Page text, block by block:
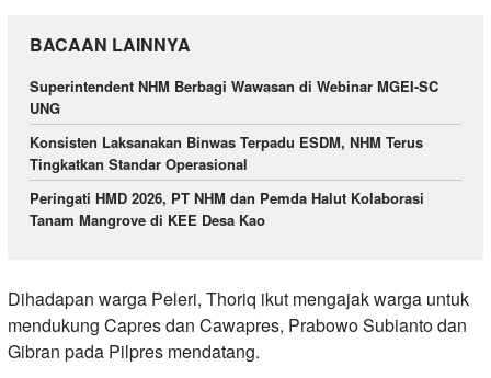
BACAAN LAINNYA
Superintendent NHM Berbagi Wawasan di Webinar MGEI-SC
UNG
Konsisten Laksanakan Binwas Terpadu ESDM, NHM Terus
Tingkatkan Standar Operasional
Peringati HMD 2026, PT NHM dan Pemda Halut Kolaborasi
Tanam Mangrove di KEE Desa Kao
Dihadapan warga Peleri, Thoriq ikut mengajak warga untuk
mendukung Capres dan Cawapres, Prabowo Subianto dan
Gibran pada Pilpres mendatang.